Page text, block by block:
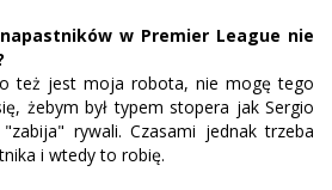
w Premier League nie
też jest moja robota, nie mogę tego
żebym był typem stopera jak Sergio
rywali. Czasami jednak trzeba
i wtedy to robię.